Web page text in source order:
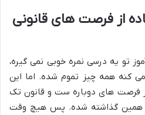
از فرصت های قانونی
تو یه درسی نمره خوبی نمی گیره،
کنه همه چیز تموم شده. اما این
فرصت های دوباره ست و قانون تک
همین گذاشته شده. پس هیچ وقت